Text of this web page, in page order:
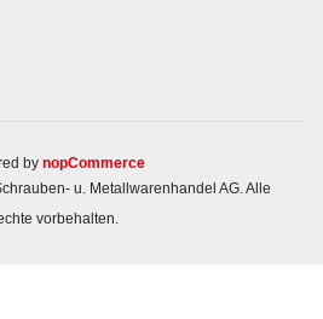
by nopCommerce
u. Metallwarenhandel AG. Alle
vorbehalten.